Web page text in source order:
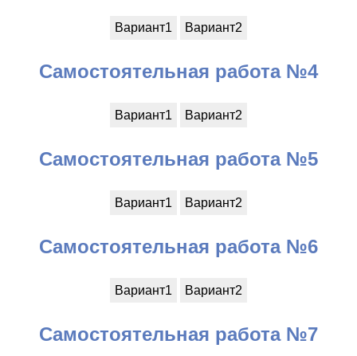
Вариант1 Вариант2
Самостоятельная работа №4
Вариант1 Вариант2
Самостоятельная работа №5
Вариант1 Вариант2
Самостоятельная работа №6
Вариант1 Вариант2
Самостоятельная работа №7